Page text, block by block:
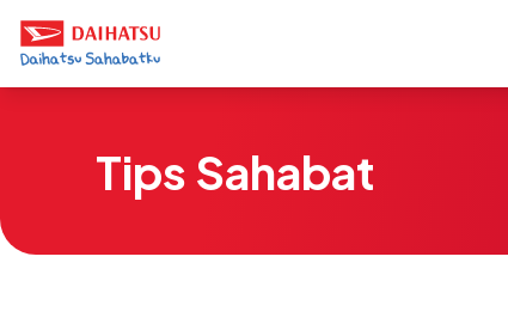
Tips Sahabat